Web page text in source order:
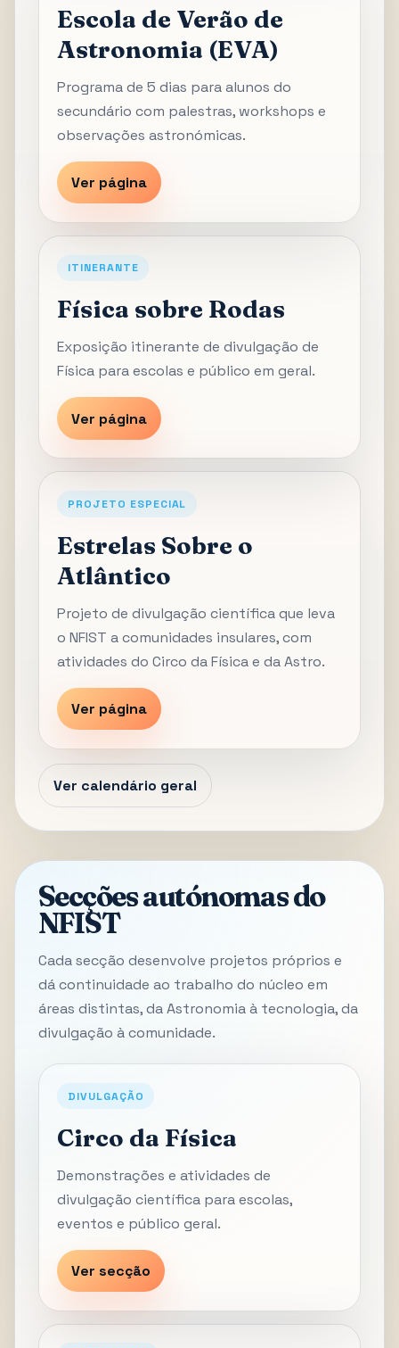
Escola de Verão de
Astronomia (EVA)
Programa de 5 dias para alunos do
secundário com palestras, workshops e
observações astronómicas.
Ver página
ITINERANTE
Física sobre Rodas
Exposição itinerante de divulgação de
Física para escolas e público em geral.
Ver página
PROJETO ESPECIAL
Estrelas Sobre o
Atlântico
Projeto de divulgação científica que leva
o NFIST a comunidades insulares, com
atividades do Circo da Física e da Astro.
Ver página
Ver calendário geral
Secções autónomas do
NFIST
Cada secção desenvolve projetos próprios e
dá continuidade ao trabalho do núcleo em
áreas distintas, da Astronomia à tecnologia, da
divulgação à comunidade.
DIVULGAÇÃO
Circo da Física
Demonstrações e atividades de
divulgação científica para escolas,
eventos e público geral.
Ver secção